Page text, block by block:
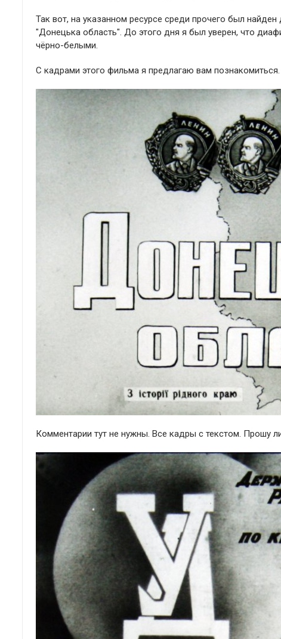
Так вот, на указанном ресурсе среди прочего был
"Донецька область". До этого дня я был уверен, что
чёрно-белыми.
С кадрами этого фильма я предлагаю вам
Комментарии тут не нужны. Все кадры с текстом. Прошу